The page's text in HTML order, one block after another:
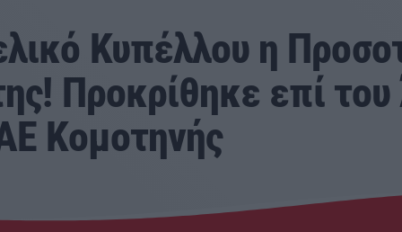
Κυπέλλου η
Προκρίθηκε επί
Κομοτηνής